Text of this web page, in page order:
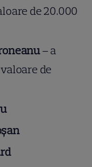
de 20.000
– a
de